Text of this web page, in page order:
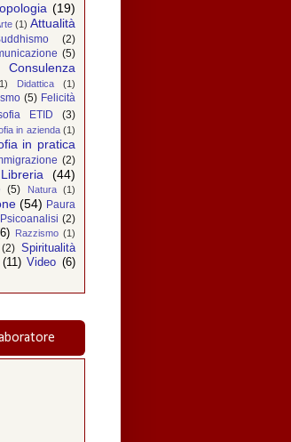
(19)
(1) Attualità
(2)
(5)
Consulenza
Didattica
(1)
(5) Felicità
ETID
(3)
in azienda (1)
in pratica
(2)
Libreria (44)
(5) Natura (1)
(54) Paura
Psicoanalisi (2)
Razzismo (1)
(2) Spiritualità
(11) Video (6)